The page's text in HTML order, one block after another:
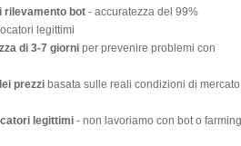
rilevamento bot - accuratezza del 99%
legittimi
di 3-7 giorni per prevenire problemi con
prezzi basata sulle reali condizioni di
legittimi - non lavoriamo con bot o farming